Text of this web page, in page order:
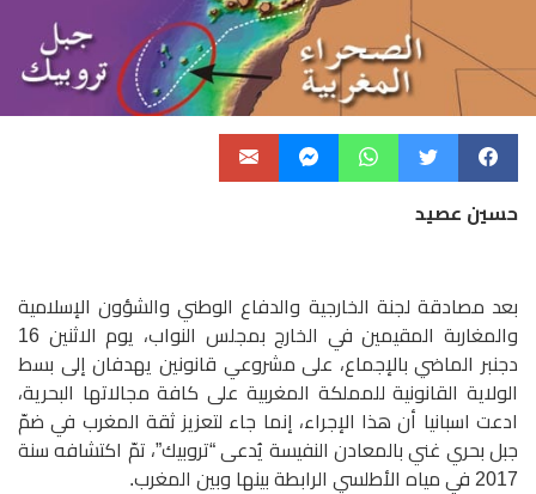
حسين عصيد
بعد مصادقة لجنة الخارجية والدفاع الوطني والشؤون الإسلامية
والمغاربة المقيمين في الخارج بمجلس النواب، يوم الاثنين 16
دجنبر الماضي بالإجماع، على مشروعي قانونين يهدفان إلى بسط
الولاية القانونية للمملكة المغربية على كافة مجالاتها البحرية،
ادعت اسبانيا أن هذا الإجراء، إنما جاء لتعزيز ثقة المغرب في ضمّ
جبل بحري غني بالمعادن النفيسة يُدعى “تروبيك”، تمّ اكتشافه سنة
2017 في مياه الأطلسي الرابطة بينها وبين المغرب.